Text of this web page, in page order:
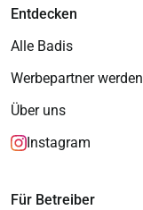
Entdecken
Alle Badis
Werbepartner werden
Über uns
Instagram
Für Betreiber